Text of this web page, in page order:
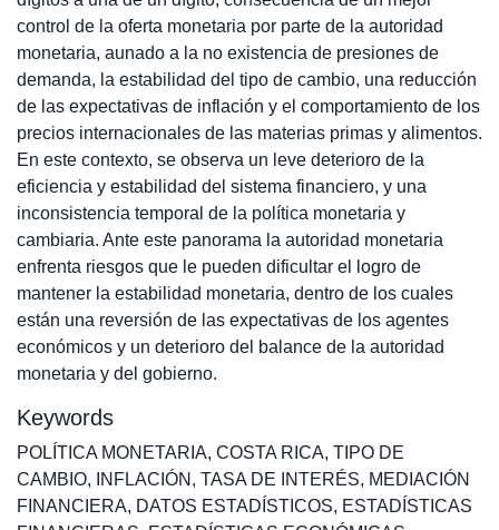
control de la oferta monetaria por parte de la autoridad
monetaria, aunado a la no existencia de presiones de
demanda, la estabilidad del tipo de cambio, una reducción
de las expectativas de inflación y el comportamiento de los
precios internacionales de las materias primas y alimentos.
En este contexto, se observa un leve deterioro de la
eficiencia y estabilidad del sistema financiero, y una
inconsistencia temporal de la política monetaria y
cambiaria. Ante este panorama la autoridad monetaria
enfrenta riesgos que le pueden dificultar el logro de
mantener la estabilidad monetaria, dentro de los cuales
están una reversión de las expectativas de los agentes
económicos y un deterioro del balance de la autoridad
monetaria y del gobierno.
Keywords
POLÍTICA MONETARIA, COSTA RICA, TIPO DE
CAMBIO, INFLACIÓN , TASA DE INTERÉS, MEDIACIÓN
FINANCIERA, DATOS ESTADÍSTICOS, ESTADÍSTICAS